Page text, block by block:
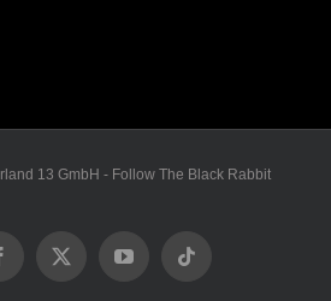
13 GmbH - Follow The Black Rabbit
X YouTubeTiktok